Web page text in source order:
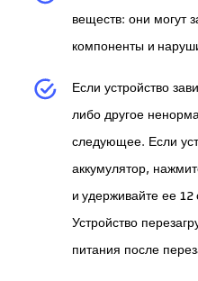
веществ: они могут
компоненты и
Если устройство
либо другое
следующее. Если
аккумулятор,
и удерживайте ее
Устройство
питания после